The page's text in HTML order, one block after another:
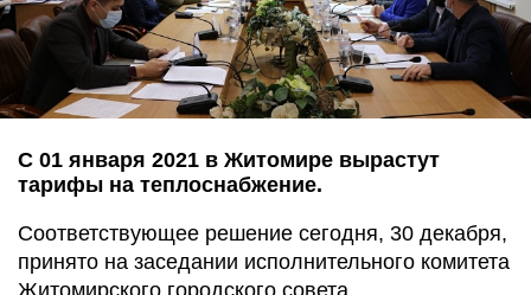
С 01 января 2021 в Житомире вырастут
тарифы на теплоснабжение.
Соответствующее решение сегодня, 30 декабря,
принято на заседании исполнительного комитета
Житомирского городского совета.